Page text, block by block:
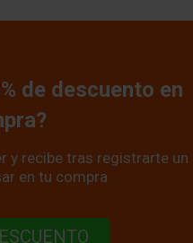
de descuento en
y recibe tras registrarte un
en tu compra